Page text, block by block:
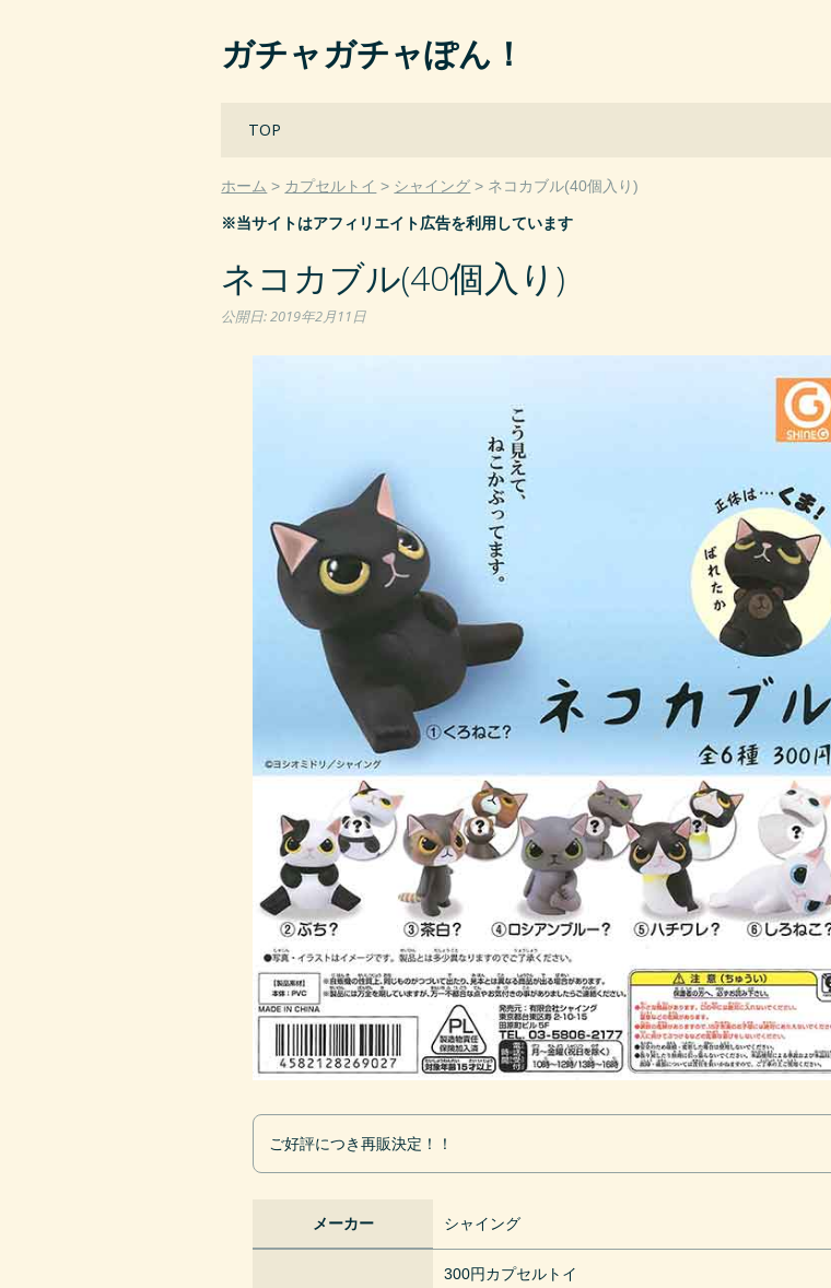
ガチャガチャぽん！
Main menu
TOP
ホーム カプセルトイ シャイング ネコカブル(40個入り)
※当サイトはアフィリエイト広告を利用しています
ネコカブル(40個入り)
公開日:2019年2月11日
ご好評につき再販決定！！
メーカー シャイング
300円カプセルトイ